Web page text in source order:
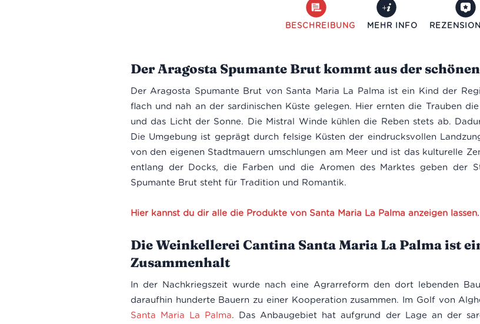
BESCHREIBUNG MEHR INFO
Der Aragosta Spumante Brut kommt aus der
Der Aragosta Spumante Brut von Santa Maria La Palma ist ein Kind der
flach und nah an der sardinischen Küste gelegen. Hier ernten die Trauben
und das Licht der Sonne. Die Mistral Winde kühlen die Reben stets ab.
Die Umgebung ist geprägt durch felsige Küsten der eindrucksvollen
von den eigenen Stadtmauern umschlungen am Meer und ist das kulturelle
entlang der Docks, die Farben und die Aromen des Marktes geben der
Spumante Brut steht für Tradition und Romantik.
Hier kannst du dir alle die Produkte von Santa Maria La Palma anzeigen lassen.
Die Weinkellerei Cantina Santa Maria La Palma ist
Zusammenhalt
In der Nachkriegszeit wurde nach eine Agrarreform den dort lebenden
daraufhin hunderte Bauern zu einer Kooperation zusammen. Im Golf von
Santa Maria La Palma. Das Anbaugebiet hat aufgrund der Lage an der